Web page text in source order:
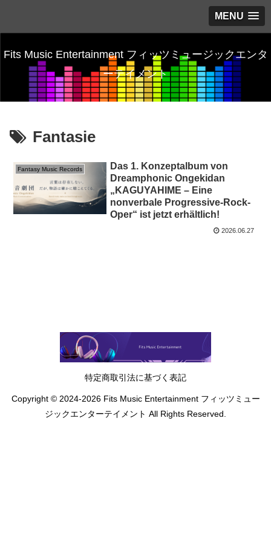
MENU
Fits Music Entertainment フィッツミュージックエンタ
ーテイメント
Fantasie
Fantasy Music Records
Das 1. Konzeptalbum von
Dreamphonic Ongekidan
„KAGUYAHIME – Eine
nonverbale Progressive-Rock-
Oper“ ist jetzt erhältlich!
2026.06.27
特定商取引法に基づく表記
Copyright © 2024-2026 Fits Music Entertainment フィッツミュー
ジックエンターテイメント All Rights Reserved.